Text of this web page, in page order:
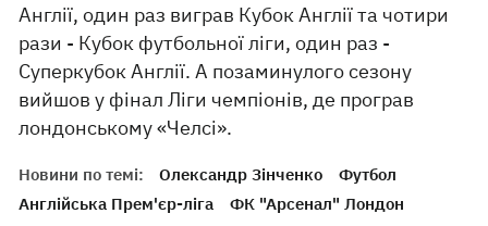
Англії, один раз виграв Кубок Англії та чотири
рази - Кубок футбольної ліги, один раз -
Суперкубок Англії. А позаминулого сезону
вийшов у фінал Ліги чемпіонів, де програв
лондонському «Челсі».
Новини по темі: Олександр Зінченко
Футбол
Англійська Прем'єр-ліга
ФК "Арсенал" Лондон